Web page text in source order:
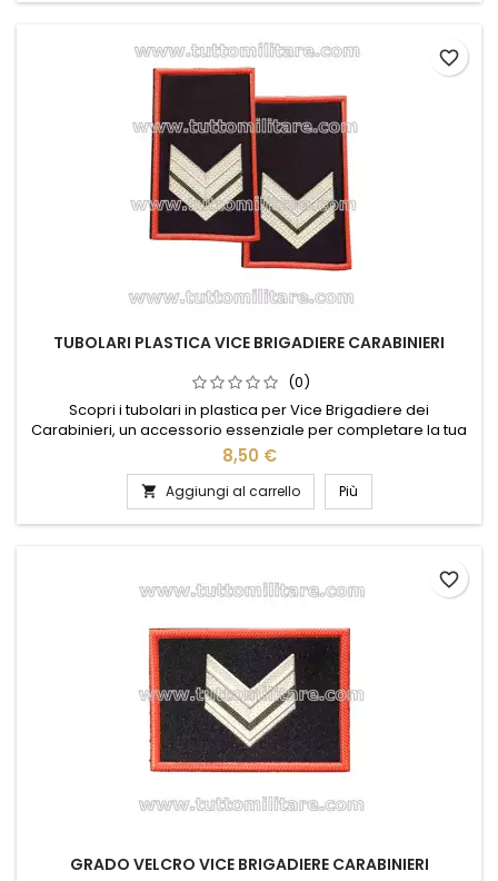
TUBOLARI PLASTICA VICE BRIGADIERE CARABINIERI
(0)
Scopri i tubolari in plastica per Vice Brigadiere dei
Carabinieri, un accessorio essenziale per completare la tua
uniforme con eleganza e precisione. Realizzati con materiali
di alta qualità, questi tubolari offrono resistenza e durata nel
tempo, garantendo un aspetto impeccabile in ogni
occasione. Il design accurato e i dettagli distintivi riflettono...
8,50 €
 Aggiungi al carrello Più
favorite_border
GRADO VELCRO VICE BRIGADIERE CARABINIERI
favorite_border